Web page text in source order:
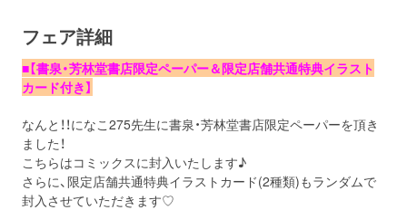
フェア詳細
■【書泉・芳林堂書店限定ペーパー＆限定店舗共通特典イラスト
カード付き】
なんと！！になこ275先生に書泉・芳林堂書店限定ペーパーを頂き
ました！
こちらはコミックスに封入いたします♪
さらに、限定店舗共通特典イラストカード(2種類)もランダムで
封入させていただきます♡